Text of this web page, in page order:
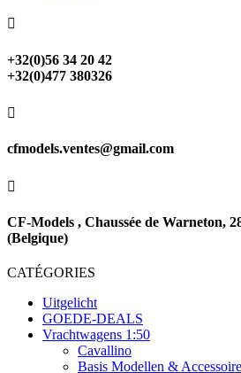

+32(0)56 34 20 42
+32(0)477 380326

cfmodels.ventes@gmail.com

CF-Models , Chaussée de Warneton,
(Belgique)
CATÉGORIES
Uitgelicht
GOEDE-DEALS
Vrachtwagens 1:50
Cavallino
Basis Modellen &